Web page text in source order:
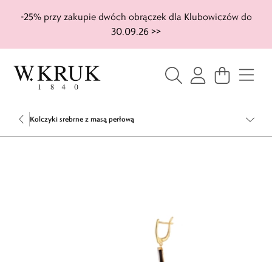
-25% przy zakupie dwóch obrączek dla Klubowiczów do
30.09.26 >>
Kolczyki srebrne z masą perłową